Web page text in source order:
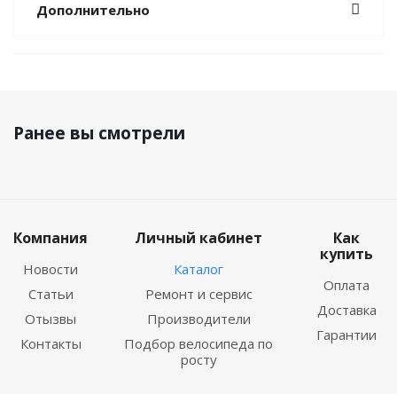
Дополнительно
Ранее вы смотрели
Компания
Новости
Статьи
Отызвы
Контакты
Личный кабинет
Каталог
Ремонт и сервис
Производители
Подбор велосипеда по
росту
Как
купить
Оплата
Доставка
Гарантии